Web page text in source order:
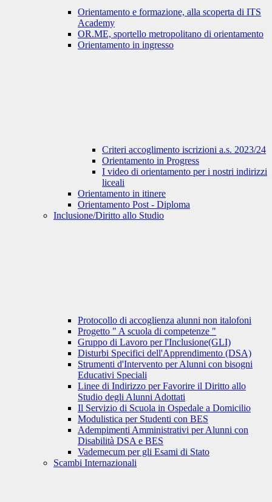
Orientamento e formazione, alla scoperta di ITS
Academy
OR.ME, sportello metropolitano di orientamento
Orientamento in ingresso
Criteri accoglimento iscrizioni a.s. 2023/24
Orientamento in Progress
I video di orientamento per i nostri indirizzi
liceali
Orientamento in itinere
Orientamento Post - Diploma
Inclusione/Diritto allo Studio
Protocollo di accoglienza alunni non italofoni
Progetto " A scuola di competenze "
Gruppo di Lavoro per l'Inclusione(GLI)
Disturbi Specifici dell'Apprendimento (DSA)
Strumenti d'Intervento per Alunni con bisogni
Educativi Speciali
Linee di Indirizzo per Favorire il Diritto allo
Studio degli Alunni Adottati
Il Servizio di Scuola in Ospedale a Domicilio
Modulistica per Studenti con BES
Adempimenti Amministrativi per Alunni con
Disabilità DSA e BES
Vademecum per gli Esami di Stato
Scambi Internazionali